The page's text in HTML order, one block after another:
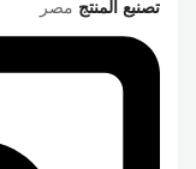
تصنبع المنتج مصر